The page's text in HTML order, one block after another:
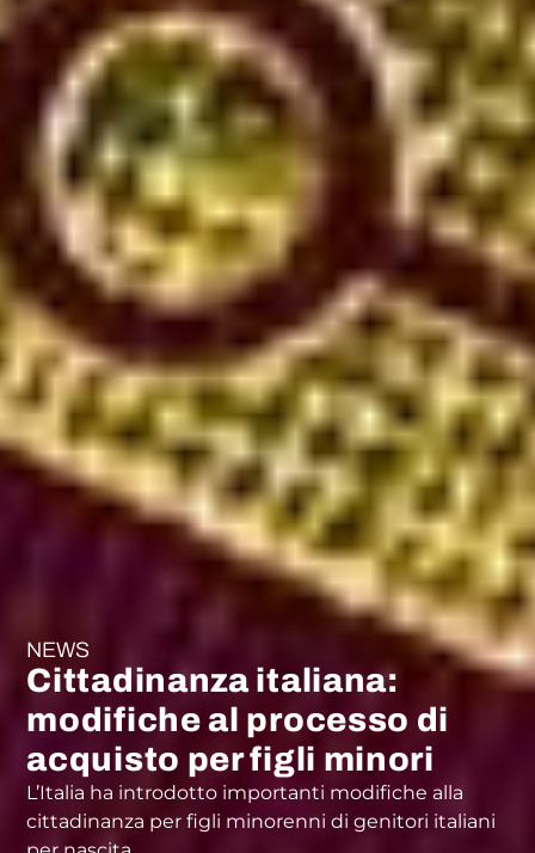
NEWS
Cittadinanza italiana:
modifiche al processo di
acquisto per figli minori
L’Italia ha introdotto importanti modifiche alla
cittadinanza per figli minorenni di genitori italiani